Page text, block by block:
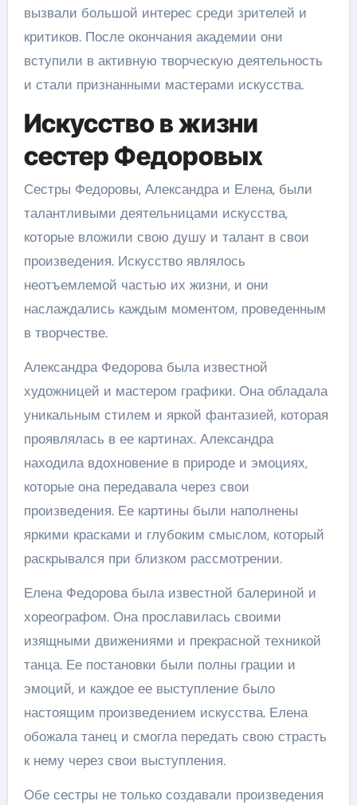
вызвали большой интерес среди зрителей и
критиков. После окончания академии они
вступили в активную творческую деятельность
и стали признанными мастерами искусства.
Искусство в жизни
сестер Федоровых
Сестры Федоровы, Александра и Елена, были
талантливыми деятельницами искусства,
которые вложили свою душу и талант в свои
произведения. Искусство являлось
неотъемлемой частью их жизни, и они
наслаждались каждым моментом, проведенным
в творчестве.
Александра Федорова была известной
художницей и мастером графики. Она обладала
уникальным стилем и яркой фантазией, которая
проявлялась в ее картинах. Александра
находила вдохновение в природе и эмоциях,
которые она передавала через свои
произведения. Ее картины были наполнены
яркими красками и глубоким смыслом, который
раскрывался при близком рассмотрении.
Елена Федорова была известной балериной и
хореографом. Она прославилась своими
изящными движениями и прекрасной техникой
танца. Ее постановки были полны грации и
эмоций, и каждое ее выступление было
настоящим произведением искусства. Елена
обожала танец и смогла передать свою страсть
к нему через свои выступления.
Обе сестры не только создавали произведения